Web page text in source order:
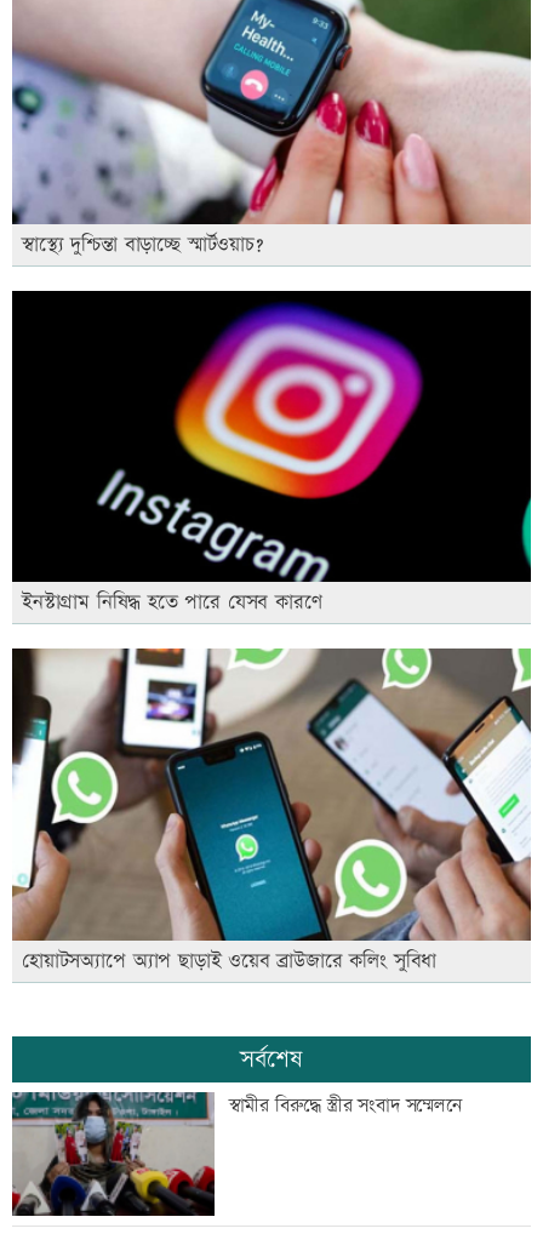
স্বাস্থ্যে দুশ্চিন্তা বাড়াচ্ছে স্মার্টওয়াচ?
ইনস্টাগ্রাম নিষিদ্ধ হতে পারে যেসব কারণে
হোয়াটসঅ্যাপে অ্যাপ ছাড়াই ওয়েব ব্রাউজারে কলিং সুবিধা
সর্বশেষ
স্বামীর বিরুদ্ধে স্ত্রীর সংবাদ সম্মেলনে